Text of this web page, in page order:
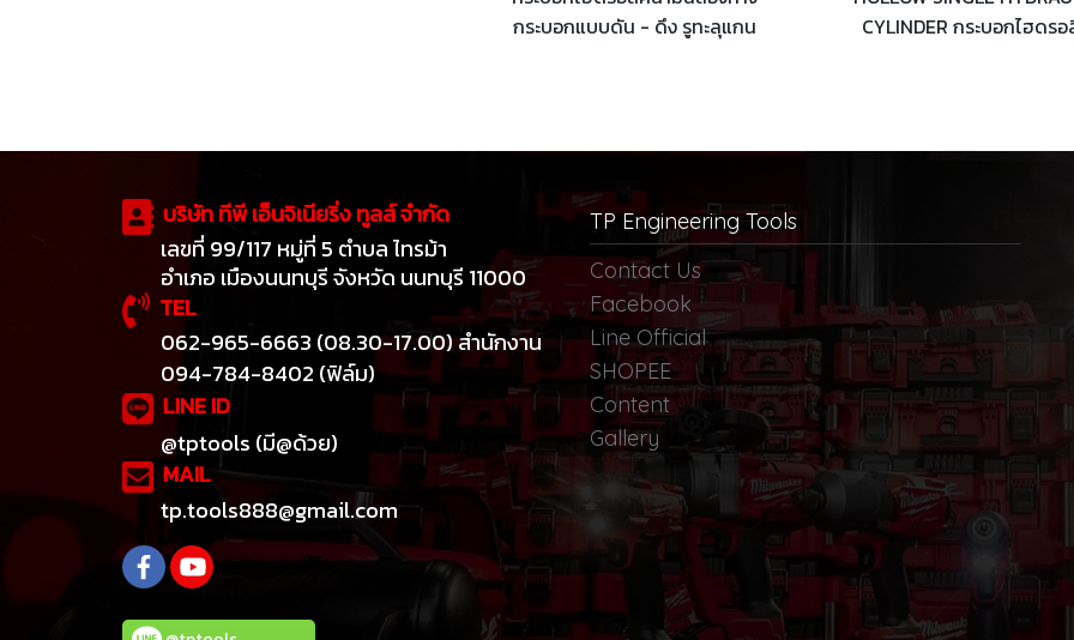
กระบอกแบบดัน - ดึง รูทะลุแกน
CYLINDER กระบอกไฮดร
บริษัท ทีพี เอ็นจิเนียริ่ง ทูลส์ จำกัด
เลขที่ 99/117 หมู่ที่ 5 ตำบล ไทรม้า
อำเภอ เมืองนนทบุรี จังหวัด นนทบุรี 11000
TEL
062-965-6663 (08.30-17.00) สำนักงาน
094-784-8402 (ฟิล์ม)
LINE ID
@tptools (มี@ด้วย)
MAIL
tp.tools888@gmail.com
TP Engineering Tools
Contact Us
Facebook
Line Official
SHOPEE
Content
Gallery